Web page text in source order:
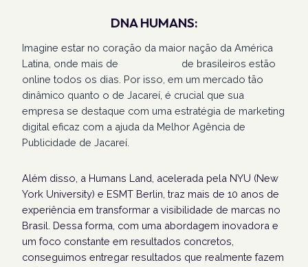
DNA HUMANS:
Imagine estar no coração da maior nação da América
Latina, onde mais de
de brasileiros estão
online todos os dias. Por isso, em um mercado tão
dinâmico quanto o de Jacareí, é crucial que sua
empresa se destaque com uma estratégia de marketing
digital eficaz com a ajuda da Melhor Agência de
Publicidade de Jacareí.
Além disso, a Humans Land, acelerada pela NYU (New
York University) e ESMT Berlin, traz mais de 10 anos de
experiência em transformar a visibilidade de marcas no
Brasil. Dessa forma, com uma abordagem inovadora e
um foco constante em resultados concretos,
conseguimos entregar resultados que realmente fazem